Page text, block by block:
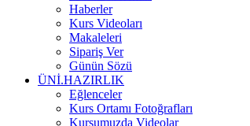
Haberler
Kurs Videoları
Makaleleri
Sipariş Ver
Günün Sözü
ÜNİ.HAZIRLIK
Eğlenceler
Kurs Ortamı Fotoğrafları
Kursumuzda Videolar